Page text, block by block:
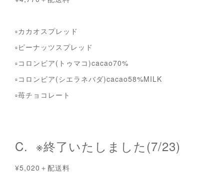
▫︎カカオスプレッド
▫︎ピーナッツスプレッド
▫︎コロンビア(トゥマコ)cacao70%
▫︎コロンビア(シエラネバダ)cacao58%MILK
▫︎苺チョコレート
C. ※終了いたしました(7/23)
¥5,020＋配送料